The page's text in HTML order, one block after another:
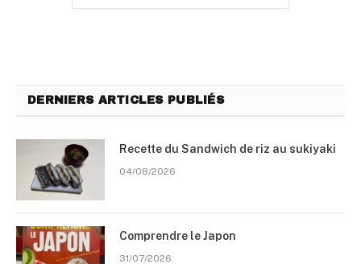
DERNIERS ARTICLES PUBLIÉS
Recette du Sandwich de riz au sukiyaki
04/08/2026
Comprendre le Japon
31/07/2026